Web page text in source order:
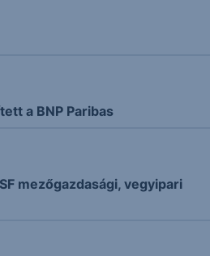
a BNP Paribas
mezőgazdasági, vegyipari